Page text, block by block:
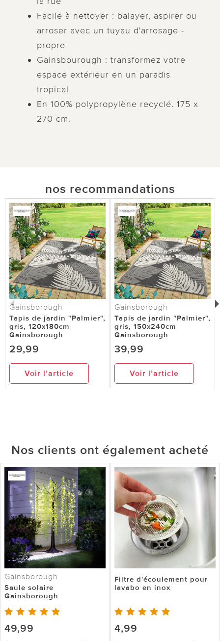
Facile à nettoyer : balayer, aspirer ou
arroser avec un tuyau d'arrosage -
propre
Gainsbourough : transformez votre
espace extérieur en un paradis
tropical
En 100% polypropylène recyclé. 175 x
270 cm.
nos recommandations
Gainsborough
Tapis de jardin "Palmier",
gris, 120x180cm
Gainsborough
29,99
Voir l’article
Gainsborough
Tapis de jardin "Palmier",
gris, 150x240cm
Gainsborough
39,99
Voir l’article
Nos clients ont également acheté
Gainsborough
Saule solaire
Gainsborough
49,99
Filtre d'écoulement pour
lavabo en inox
4,99